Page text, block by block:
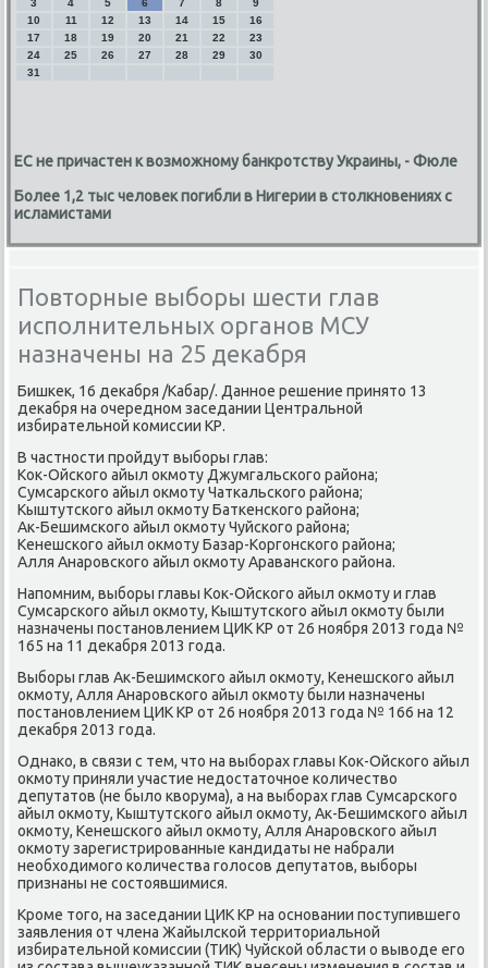
3
4 5 6 7 8
9
10
11 12 13 14 15
16
17
18 19 20 21 22
23
24
25 26 27 28 29
30
31
ЕС не причастен к возможному банкротству Украины, - Фюле
Более 1,2 тыс человек погибли в Нигерии в столкновениях с
исламистами
Повторные выборы шести глав
исполнительных органов МСУ
назначены на 25 декабря
Бишкек, 16 декабря /Кабар/. Данное решение принято 13
декабря на очередном заседании Центральной
избирательной комиссии КР.
В частности пройдут выборы глав:
Кок-Ойского айыл окмоту Джумгальского района;
Сумсарского айыл окмоту Чаткальского района;
Кыштутского айыл окмоту Баткенского района;
Ак-Бешимского айыл окмоту Чуйского района;
Кенешского айыл окмоту Базар-Коргонского района;
Алля Анаровского айыл окмоту Араванского района.
Напомним, выборы главы Кок-Ойского айыл окмоту и глав
Сумсарского айыл окмоту, Кыштутского айыл окмоту были
назначены постановлением ЦИК КР от 26 ноября 2013 года №
165 на 11 декабря 2013 года.
Выборы глав Ак-Бешимского айыл окмоту, Кенешского айыл
окмоту, Алля Анаровского айыл окмоту были назначены
постановлением ЦИК КР от 26 ноября 2013 года № 166 на 12
декабря 2013 года.
Однако, в связи с тем, что на выборах главы Кок-Ойского айыл
окмоту приняли участие недостаточное количество
депутатов (не было кворума), а на выборах глав Сумсарского
айыл окмоту, Кыштутского айыл окмоту, Ак-Бешимского айыл
окмоту, Кенешского айыл окмоту, Алля Анаровского айыл
окмоту зарегистрированные кандидаты не набрали
необходимого количества голосов депутатов, выборы
признаны не состоявшимися.
Кроме того, на заседании ЦИК КР на основании поступившего
заявления от члена Жайылской территориальной
избирательной комиссии (ТИК) Чуйской области о выводе его